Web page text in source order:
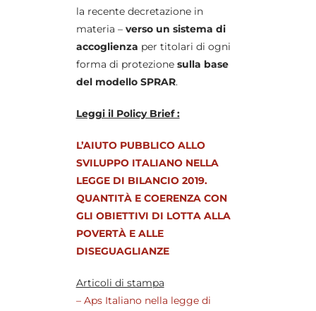
la recente decretazione in
materia – verso un sistema di
accoglienza per titolari di ogni
forma di protezione sulla base
del modello SPRAR.
Leggi il Policy Brief :
L’AIUTO PUBBLICO ALLO
SVILUPPO ITALIANO NELLA
LEGGE DI BILANCIO 2019.
QUANTITÀ E COERENZA CON
GLI OBIETTIVI DI LOTTA ALLA
POVERTÀ E ALLE
DISEGUAGLIANZE
Articoli di stampa
– Aps Italiano nella legge di